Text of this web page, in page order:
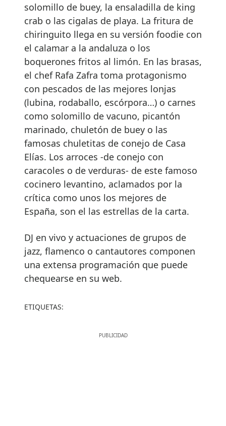
solomillo de buey, la ensaladilla de king
crab o las cigalas de playa. La fritura de
chiringuito llega en su versión foodie con
el calamar a la andaluza o los
boquerones fritos al limón. En las brasas,
el chef Rafa Zafra toma protagonismo
con pescados de las mejores lonjas
(lubina, rodaballo, escórpora…) o carnes
como solomillo de vacuno, picantón
marinado, chuletón de buey o las
famosas chuletitas de conejo de Casa
Elías. Los arroces -de conejo con
caracoles o de verduras- de este famoso
cocinero levantino, aclamados por la
crítica como unos los mejores de
España, son el las estrellas de la carta.
DJ en vivo y actuaciones de grupos de
jazz, flamenco o cantautores componen
una extensa programación que puede
chequearse en su web.
ETIQUETAS: